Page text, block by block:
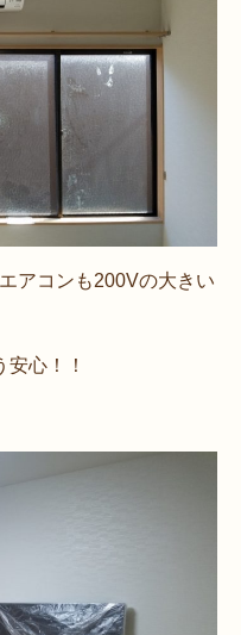
アコンも200Vの大きい
心！！